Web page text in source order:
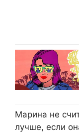
Марина не
лучше, если